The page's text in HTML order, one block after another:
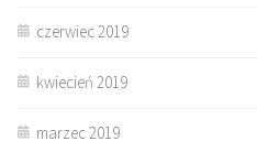
czerwiec 2019
kwiecień 2019
marzec 2019